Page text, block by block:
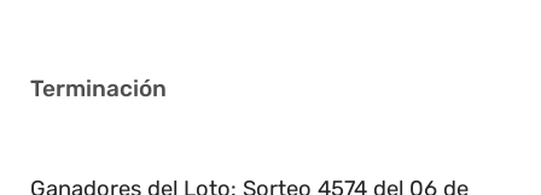
Terminación
Ganadores del Loto: Sorteo 4574 del 06 de